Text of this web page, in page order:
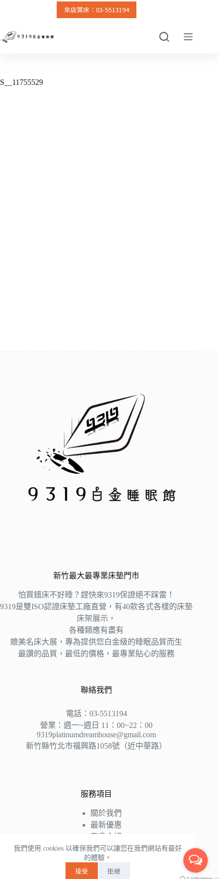
主
我們使用 cookies 以確保我們可以讓您在我們網站有最好
的體驗。
接受 拒絕
來店賞床：03-5513194
S__11755529
新竹最大最專業床墊門市
怕買錯床不好睡？趕快來9319保證絕不踩雷！
9319是雙ISO認證床墊工廠直營，有40款各式各樣的床墊
床架展示，
各種類應有盡有
媲美名床大展，專為提供您白金級的睡眠品質而生
最讚的品質，最低的價格，最專業貼心的服務
聯絡我們
電話：03-5513194
營業：週一~週日 11：00~22：00
9319platinumdreamhouse@gmail.com
新竹縣竹北市福興路1058號（近中華路）
服務項目
關於我們
最新優惠
商品介紹
床墊知識
好評推薦
聯絡我們